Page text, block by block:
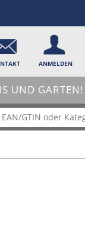
ANMELDEN
UND GARTEN!